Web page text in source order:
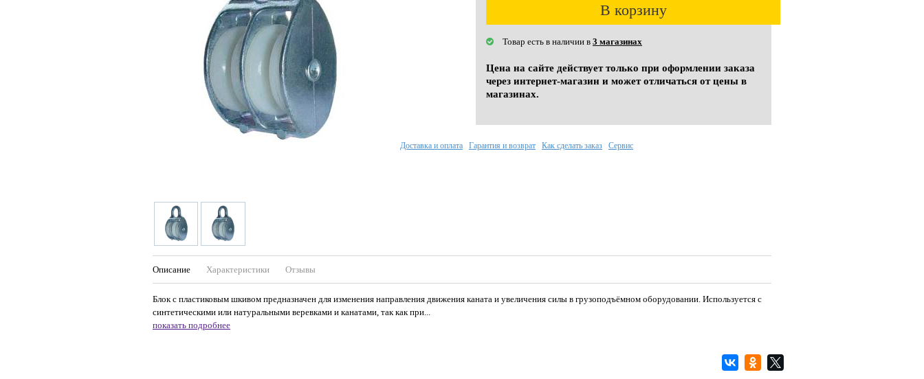
В корзину
Товар есть в наличии в 3 магазинах
Цена на сайте действует только при оформлении заказа
через интернет-магазин и может отличаться от цены в
магазинах.
Описание Характеристики Отзывы
Блок с пластиковым шкивом предназначен для изменения направления движения каната и увеличения силы в грузоподъёмном оборудовании. Используется с
синтетическими или натуральными веревками и канатами, так как при...
показать подробнее
Доставка и оплата Гарантия и возврат Как сделать заказ Сервис